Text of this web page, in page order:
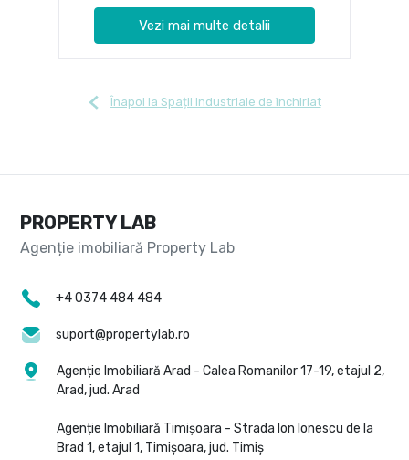
Vezi mai multe detalii
Înapoi la Spații industriale de închiriat
PROPERTY LAB
+4 0374 484 484
suport@propertylab.ro
Agenție Imobiliară Arad - Calea Romanilor 17-19, etajul 2,
Arad, jud. Arad
Agenție Imobiliară Timișoara - Strada Ion Ionescu de la
Brad 1, etajul 1, Timișoara, jud. Timiș